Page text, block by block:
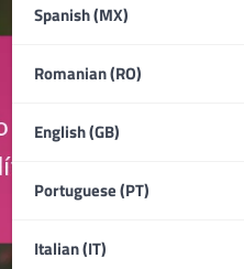
Spanish (MX)
Romanian (RO)
English (GB)
Portuguese (PT)
Italian (IT)